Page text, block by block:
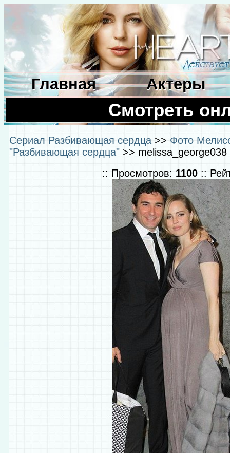
Главная Актеры
Смотреть
Сериал Разбивающая сердца >> Фото
"Разбивающая сердца" >>
:: Просмотров: 1100 ::